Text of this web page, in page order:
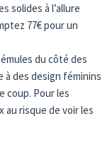
solides à l’allure
77€ pour un
du côté des
à des design féminins
coup. Pour les
risque de voir les